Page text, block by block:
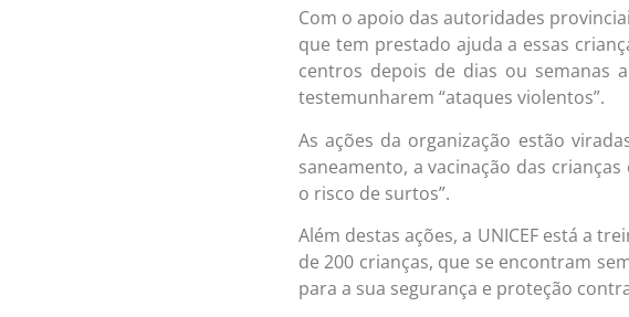
Com o apoio das autoridades
que tem prestado ajuda a essas
centros depois de dias ou semanas
testemunharem “ataques violentos”.
As ações da organização estão
saneamento, a vacinação das
o risco de surtos”.
Além destas ações, a UNICEF está a
de 200 crianças, que se encontram
para a sua segurança e proteção